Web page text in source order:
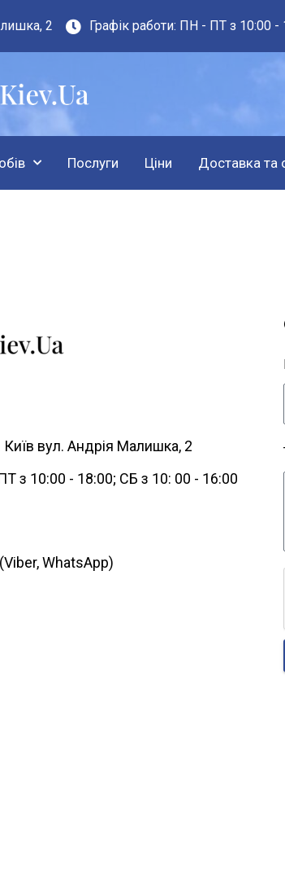
2 Графік работи: ПН - ПТ з 10:00 -
Послуги Ціни Доставка та
Київ вул. Андрія Малишка, 2
з 10:00 - 18:00; СБ з 10: 00 - 16:00
WhatsApp)